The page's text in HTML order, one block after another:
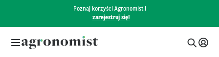
Poznaj korzyści Agronomist i
zarejestruj się!